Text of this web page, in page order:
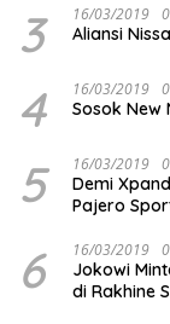
3 16/03/2019
Aliansi
4 16/03/2019
Sosok New
5 16/03/2019
Demi
Pajero
6 16/03/2019
Jokowi
di Rakhine